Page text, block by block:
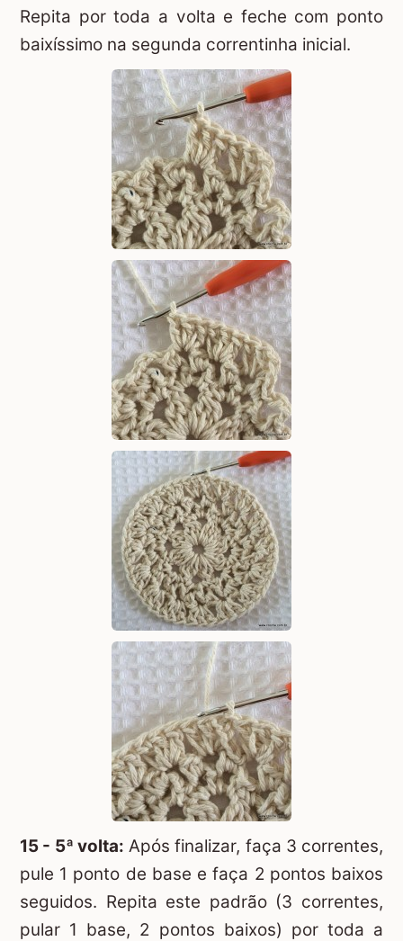
Repita por toda a volta e feche com ponto
baixíssimo na segunda correntinha inicial.
15 - 5ª volta: Após finalizar, faça 3 correntes,
pule 1 ponto de base e faça 2 pontos baixos
seguidos. Repita este padrão (3 correntes,
pular 1 base, 2 pontos baixos) por toda a